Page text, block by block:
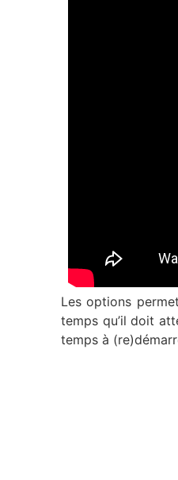
Les options
temps qu’il doit
temps à